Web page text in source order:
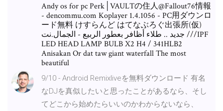
Andy os for pc Perk│VAULTの住人@Fallout76情報
- dencommu.com Koplayer 1.4.1056 - PC用ダウンロ
ード無料 けすらんど はてなぶろぐ出張所(仮)
جديد .. طلاء أظافر بعطور الربيع - الجمال.نت ///IPF
LED HEAD LAMP BULB X2 H4 / 341HLB2
Anisakan Or dat taw giant waterfall The most
beautiful
9/10 - Android Remixliveを無料ダウンロード 有名
なDJを真似したいと思ったことがあるなら、そし
てどこから始めたらいいのかわからないなら、